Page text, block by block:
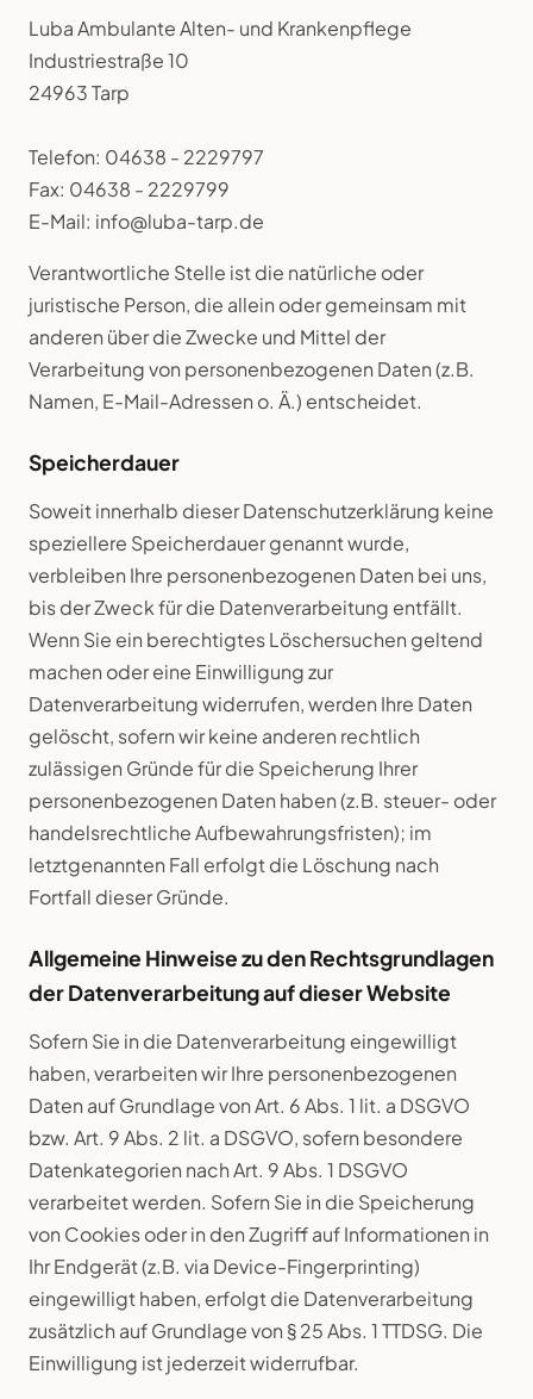
Luba Ambulante Alten- und Krankenpflege
Industriestraße 10
24963 Tarp
Telefon: 04638 - 2229797
Fax: 04638 - 2229799
E-Mail: info@luba-tarp.de
Verantwortliche Stelle ist die natürliche oder
juristische Person, die allein oder gemeinsam mit
anderen über die Zwecke und Mittel der
Verarbeitung von personenbezogenen Daten (z.B.
Namen, E-Mail-Adressen o. Ä.) entscheidet.
Speicherdauer
Soweit innerhalb dieser Datenschutzerklärung keine
speziellere Speicherdauer genannt wurde,
verbleiben Ihre personenbezogenen Daten bei uns,
bis der Zweck für die Datenverarbeitung entfällt.
Wenn Sie ein berechtigtes Löschersuchen geltend
machen oder eine Einwilligung zur
Datenverarbeitung widerrufen, werden Ihre Daten
gelöscht, sofern wir keine anderen rechtlich
zulässigen Gründe für die Speicherung Ihrer
personenbezogenen Daten haben (z.B. steuer- oder
handelsrechtliche Aufbewahrungsfristen); im
letztgenannten Fall erfolgt die Löschung nach
Fortfall dieser Gründe.
Allgemeine Hinweise zu den Rechtsgrundlagen
der Datenverarbeitung auf dieser Website
Sofern Sie in die Datenverarbeitung eingewilligt
haben, verarbeiten wir Ihre personenbezogenen
Daten auf Grundlage von Art. 6 Abs. 1 lit. a DSGVO
bzw. Art. 9 Abs. 2 lit. a DSGVO, sofern besondere
Datenkategorien nach Art. 9 Abs. 1 DSGVO
verarbeitet werden. Sofern Sie in die Speicherung
von Cookies oder in den Zugriff auf Informationen in
Ihr Endgerät (z.B. via Device-Fingerprinting)
eingewilligt haben, erfolgt die Datenverarbeitung
zusätzlich auf Grundlage von § 25 Abs. 1 TTDSG. Die
Einwilligung ist jederzeit widerrufbar.